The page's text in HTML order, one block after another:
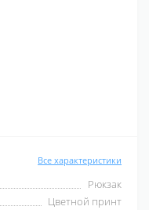
Все характеристики
Рюкзак
Цветной принт